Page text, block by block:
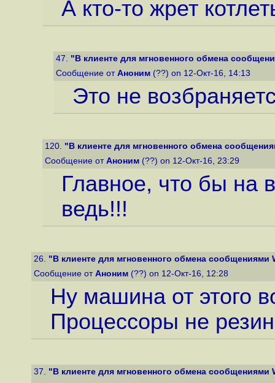
А кто-то жрет
47. "В клиенте для мгновенного обмена
Сообщение от Аноним (??) on 12-Окт-16, 14:13
Это не
120. "В клиенте для мгновенного обмена
Сообщение от Аноним (??) on 12-Окт-16, 23:29
Главное, что бы на
ведь!!!
26. "В клиенте для мгновенного обмена сообщениями
Сообщение от Аноним (??) on 12-Окт-16, 12:28
Ну машина от этого
Процессоры не
37. "В клиенте для мгновенного обмена сообщениями